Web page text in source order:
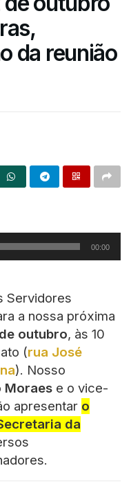
da reunião
00:00
Servidores
a nossa próxima
outubro, às 10
(rua José
). Nosso
Moraes e o vice-
apresentar o
da